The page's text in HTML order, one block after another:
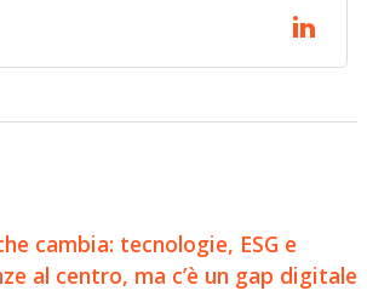
cambia: tecnologie, ESG e
al centro, ma c’è un gap digitale